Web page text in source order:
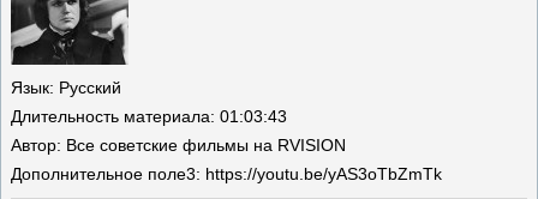
Язык: Русский
Длительность материала: 01:03:43
Автор: Все советские фильмы на RVISION
Дополнительное поле3: https://youtu.be/yAS3oTbZmTk